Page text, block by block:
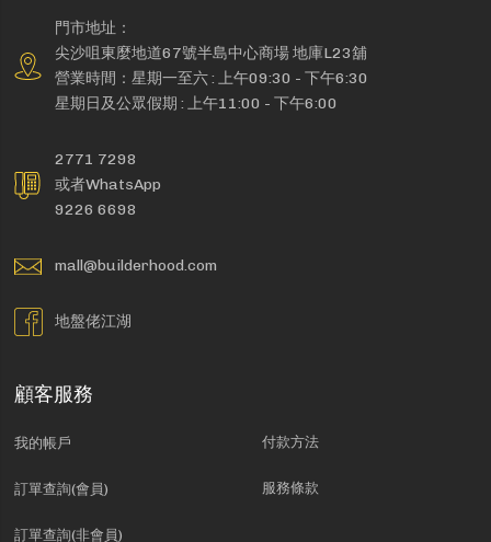
門市地址：
尖沙咀東麼地道67號半島中心商場 地庫L23舖
營業時間：星期一至六 : 上午09:30 - 下午6:30
星期日及公眾假期 : 上午11:00 - 下午6:00
2771 7298
或者WhatsApp
9226 6698
mall@builderhood.com
地盤佬江湖
顧客服務
我的帳戶
訂單查詢(會員)
訂單查詢(非會員)
付款方法
服務條款